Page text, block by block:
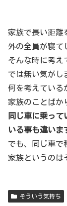
家族で長い距離
外の全員が寝て
そんな時に考え
では無い気がし
何を考えている
家族のことばか
同じ車に乗っ
いる事も違いま
でも、同じ車で
家族というのは
そういう気持ち